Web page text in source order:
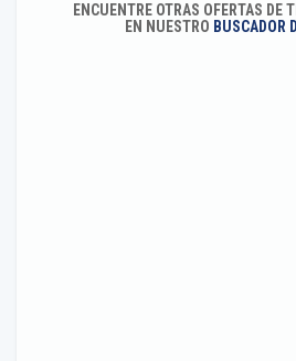
ENCUENTRE OTRAS OFERTAS DE
EN NUESTRO BUSCADOR